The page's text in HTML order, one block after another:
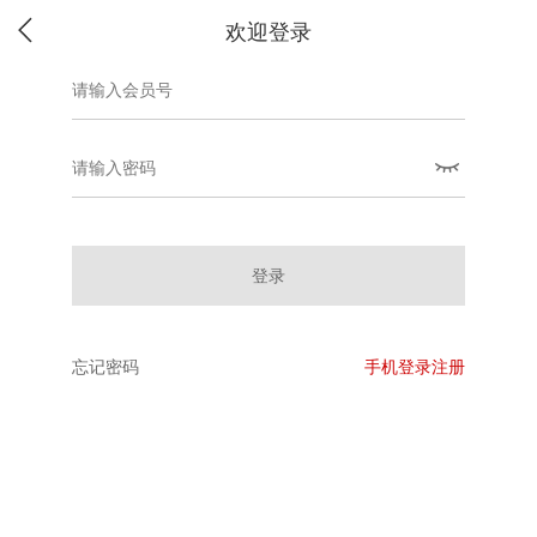
欢迎登录
登录
忘记密码 手机登录注册